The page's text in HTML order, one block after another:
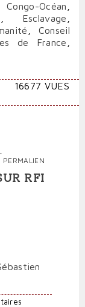
Océan
Esclavage
Conseil
de France
16677 VUES
PERMALIEN
RFI